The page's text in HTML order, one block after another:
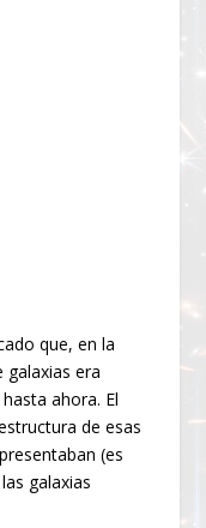
que, en la
galaxias era
ahora. El
de esas
(es
galaxias